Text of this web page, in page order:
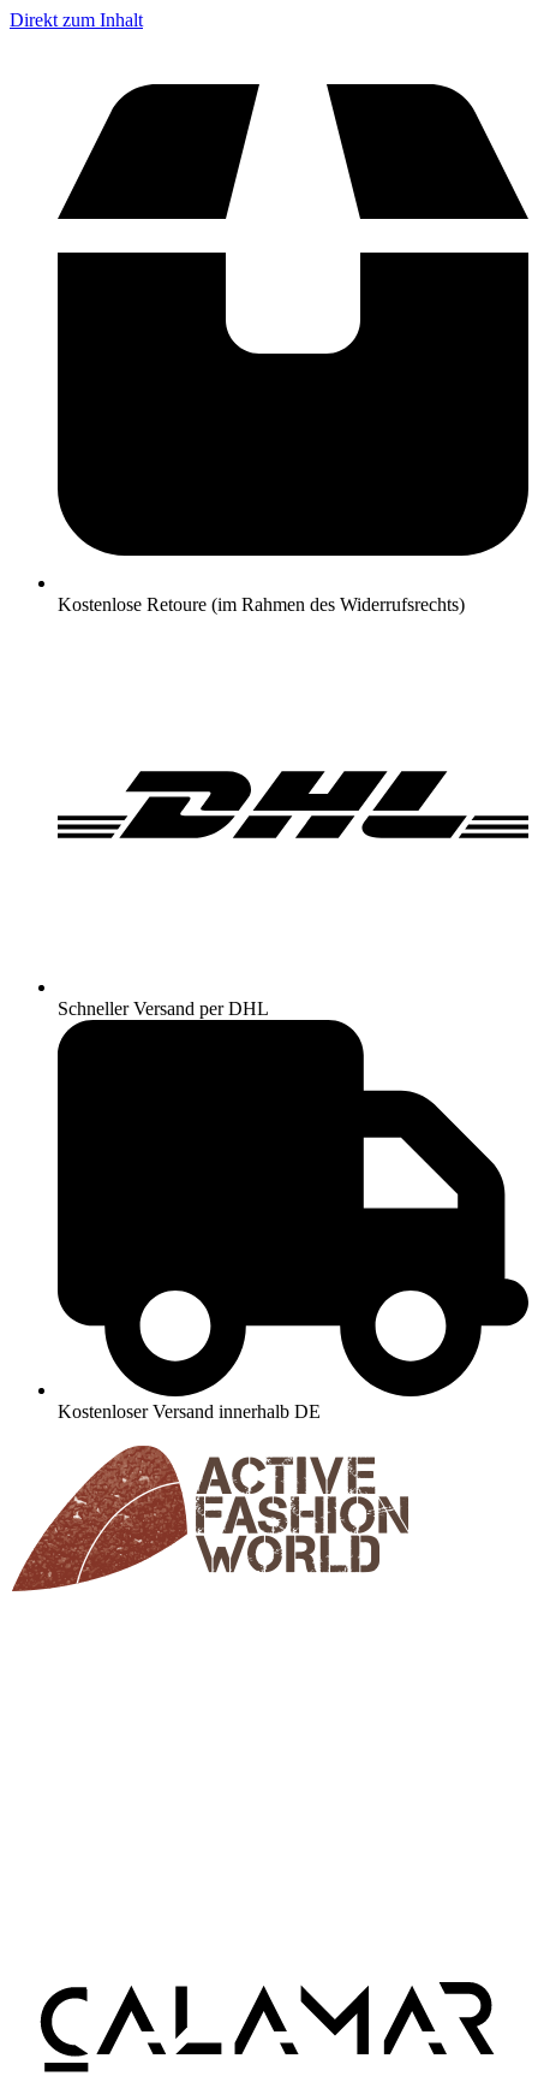
Direkt zum Inhalt
Kostenlose Retoure (im Rahmen des Widerrufsrechts)
Schneller Versand per DHL
Kostenloser Versand innerhalb DE